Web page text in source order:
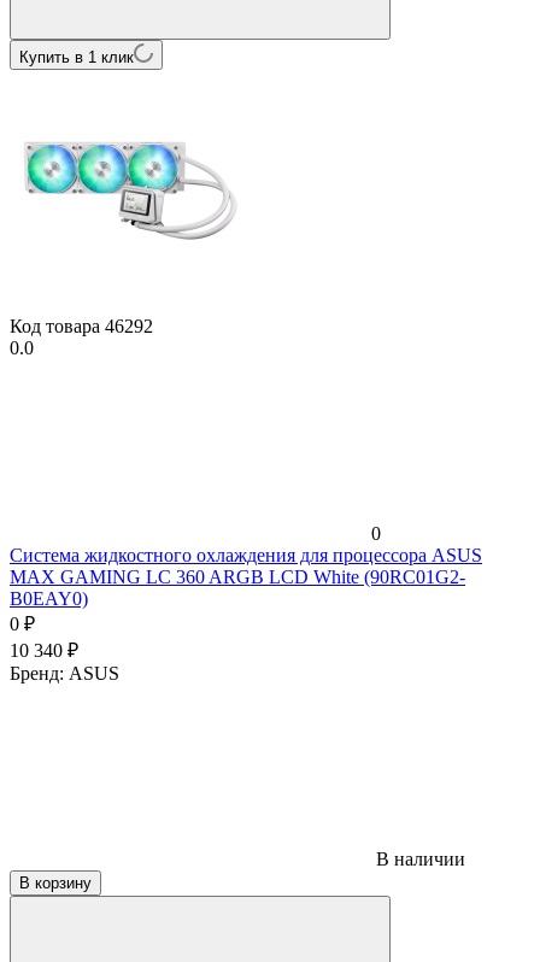
Купить в 1 клик
Код товара 46292
0.0
0
Система жидкостного охлаждения для процессора ASUS
MAX GAMING LC 360 ARGB LCD White (90RC01G2-
B0EAY0)
0 ₽
10 340 ₽
Бренд: ASUS
В наличии
В корзину